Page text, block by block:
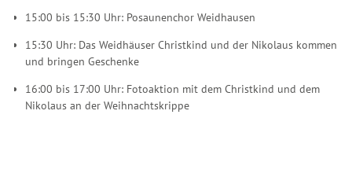
15:00 bis 15:30 Uhr: Posaunenchor Weidhausen
15:30 Uhr: Das Weidhäuser Christkind und der Nikolaus kommen
und bringen Geschenke
16:00 bis 17:00 Uhr: Fotoaktion mit dem Christkind und dem
Nikolaus an der Weihnachtskrippe